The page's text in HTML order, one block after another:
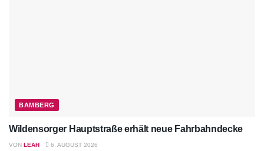
BAMBERG
Wildensorger Hauptstraße erhält neue Fahrbahndecke
VON LEAH 6. AUGUST 2026